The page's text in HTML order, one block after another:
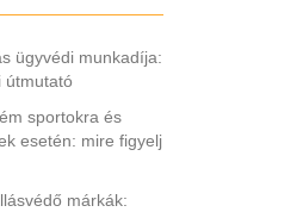
ügyvédi munkadíja:
útmutató
sportokra és
esetén: mire figyelj
márkák: